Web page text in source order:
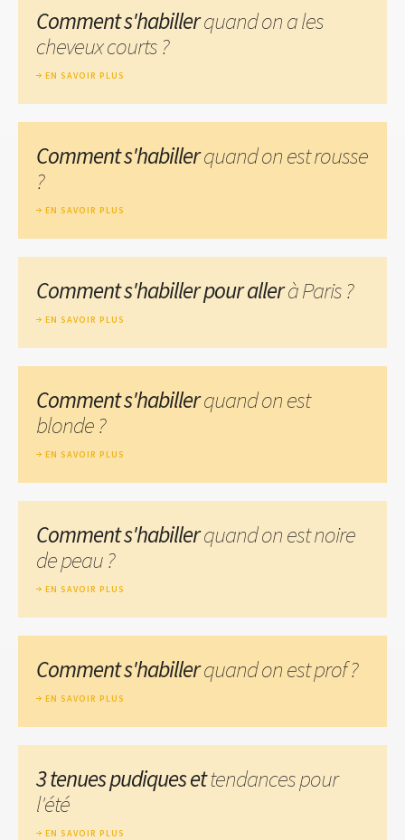
Comment s'habillerquand on a les
cheveux courts ?
EN SAVOIR PLUS
Comment s'habillerquand on est rousse
?
EN SAVOIR PLUS
Comment s'habiller pour allerà Paris ?
EN SAVOIR PLUS
Comment s'habillerquand on est
blonde ?
EN SAVOIR PLUS
Comment s'habillerquand on est noire
de peau ?
EN SAVOIR PLUS
Comment s'habillerquand on est prof ?
EN SAVOIR PLUS
3 tenues pudiques ettendances pour
l'été
EN SAVOIR PLUS